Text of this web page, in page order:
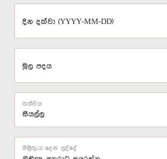
දින දක්වා (YYYY-MM-DD)
මූල පදය
තත්වය
පිළිතුරු දෙන ලද්දේ